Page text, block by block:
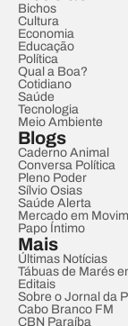
Bichos
Cultura
Economia
Educação
Política
Qual a Boa?
Cotidiano
Saúde
Tecnologia
Meio Ambiente
Blogs
Caderno Animal
Conversa Política
Pleno Poder
Sílvio Osias
Saúde Alerta
Mercado em
Papo Íntimo
Mais
Últimas Notícias
Tábuas de Marés
Editais
Sobre o Jornal da
Cabo Branco FM
CBN Paraíba